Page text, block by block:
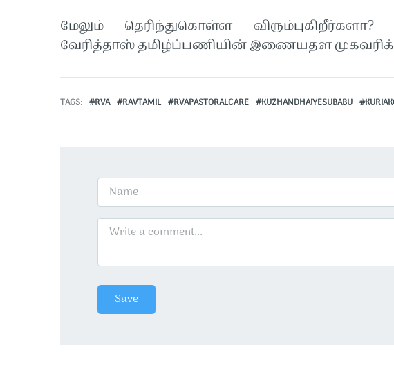
மேலும் தெரிந்துகொள்ள
வேரித்தாஸ் தமிழ்ப்பணியின் இணையதள
TAGS RVA RAVTAMIL RVAPASTORALCARE KUZHANDHAIYESUBABU